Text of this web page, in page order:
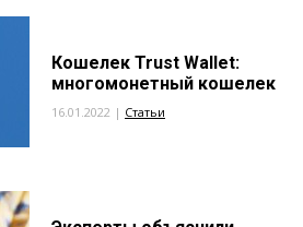
Кошелек Trust Wallet:
многомонетный кошелек
16.01.2022 | Статьи